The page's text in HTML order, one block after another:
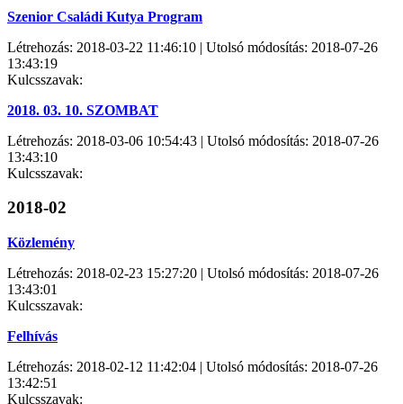
Szenior Családi Kutya Program
Létrehozás: 2018-03-22 11:46:10 | Utolsó módosítás: 2018-07-26
13:43:19
Kulcsszavak:
2018. 03. 10. SZOMBAT
Létrehozás: 2018-03-06 10:54:43 | Utolsó módosítás: 2018-07-26
13:43:10
Kulcsszavak:
2018-02
Közlemény
Létrehozás: 2018-02-23 15:27:20 | Utolsó módosítás: 2018-07-26
13:43:01
Kulcsszavak:
Felhívás
Létrehozás: 2018-02-12 11:42:04 | Utolsó módosítás: 2018-07-26
13:42:51
Kulcsszavak: